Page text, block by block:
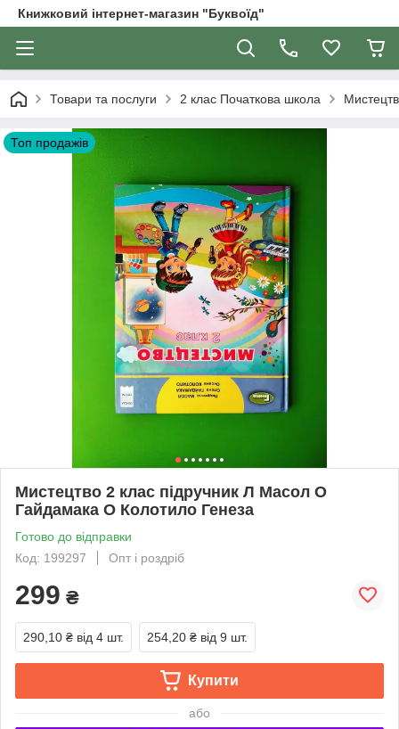
Книжковий інтернет-магазин "Буквоїд"
Товари та послуги 2 клас Початкова школа
Топ продажів
Мистецтво 2 клас підручник Л Масол О
Гайдамака О Колотило Генеза
Готово до відправки
Код: 199297
Опт і роздріб
299 ₴
290,10 ₴ від 4 шт. 254,20 ₴ від 9 шт.
Купити
або